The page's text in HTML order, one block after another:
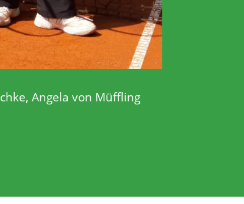
Angela von Müffling